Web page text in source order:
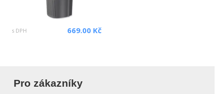
s DPH 669.00 Kč
Pro zákazníky